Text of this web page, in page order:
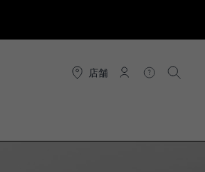
店舗
接続 ヘルプ検索